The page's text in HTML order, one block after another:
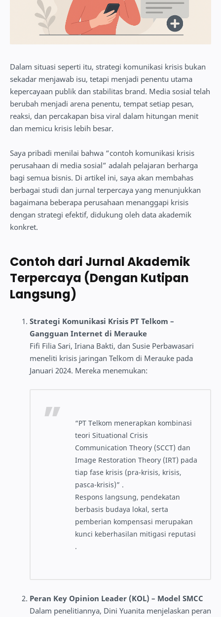
Dalam situasi seperti itu, strategi komunikasi krisis bukan
sekadar menjawab isu, tetapi menjadi penentu utama
kepercayaan publik dan stabilitas brand. Media sosial telah
berubah menjadi arena penentu, tempat setiap pesan,
reaksi, dan percakapan bisa viral dalam hitungan menit
dan memicu krisis lebih besar.
Saya pribadi menilai bahwa “contoh komunikasi krisis
perusahaan di media sosial” adalah pelajaran berharga
bagi semua bisnis. Di artikel ini, saya akan membahas
berbagai studi dan jurnal terpercaya yang menunjukkan
bagaimana beberapa perusahaan menanggapi krisis
dengan strategi efektif, didukung oleh data akademik
konkret.
Contoh dari Jurnal Akademik
Terpercaya (Dengan Kutipan
Langsung)
Strategi Komunikasi Krisis PT Telkom –
Gangguan Internet di Merauke
Fifi Filia Sari, Iriana Bakti, dan Susie Perbawasari
meneliti krisis jaringan Telkom di Merauke pada
Januari 2024. Mereka menemukan:
“PT Telkom menerapkan kombinasi
teori Situational Crisis
Communication Theory (SCCT) dan
Image Restoration Theory (IRT) pada
tiap fase krisis (pra-krisis, krisis,
pasca-krisis)” .
Respons langsung, pendekatan
berbasis budaya lokal, serta
pemberian kompensasi merupakan
kunci keberhasilan mitigasi reputasi
.
Peran Key Opinion Leader (KOL) – Model SMCC
Dalam penelitiannya, Dini Yuanita menjelaskan peran